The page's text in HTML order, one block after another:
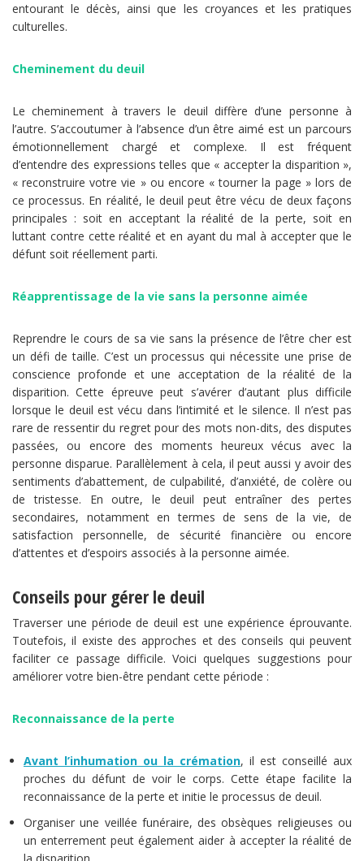
entourant le décès, ainsi que les croyances et les pratiques
culturelles.
Cheminement du deuil
Le cheminement à travers le deuil diffère d’une personne à
l’autre. S’accoutumer à l’absence d’un être aimé est un parcours
émotionnellement chargé et complexe. Il est fréquent
d’entendre des expressions telles que « accepter la disparition »,
« reconstruire votre vie » ou encore « tourner la page » lors de
ce processus. En réalité, le deuil peut être vécu de deux façons
principales : soit en acceptant la réalité de la perte, soit en
luttant contre cette réalité et en ayant du mal à accepter que le
défunt soit réellement parti.
Réapprentissage de la vie sans la personne aimée
Reprendre le cours de sa vie sans la présence de l’être cher est
un défi de taille. C’est un processus qui nécessite une prise de
conscience profonde et une acceptation de la réalité de la
disparition. Cette épreuve peut s’avérer d’autant plus difficile
lorsque le deuil est vécu dans l’intimité et le silence. Il n’est pas
rare de ressentir du regret pour des mots non-dits, des disputes
passées, ou encore des moments heureux vécus avec la
personne disparue. Parallèlement à cela, il peut aussi y avoir des
sentiments d’abattement, de culpabilité, d’anxiété, de colère ou
de tristesse. En outre, le deuil peut entraîner des pertes
secondaires, notamment en termes de sens de la vie, de
satisfaction personnelle, de sécurité financière ou encore
d’attentes et d’espoirs associés à la personne aimée.
Conseils pour gérer le deuil
Traverser une période de deuil est une expérience éprouvante.
Toutefois, il existe des approches et des conseils qui peuvent
faciliter ce passage difficile. Voici quelques suggestions pour
améliorer votre bien-être pendant cette période :
Reconnaissance de la perte
Avant l’inhumation ou la crémation, il est conseillé aux
proches du défunt de voir le corps. Cette étape facilite la
reconnaissance de la perte et initie le processus de deuil.
Organiser une veillée funéraire, des obsèques religieuses ou
un enterrement peut également aider à accepter la réalité de